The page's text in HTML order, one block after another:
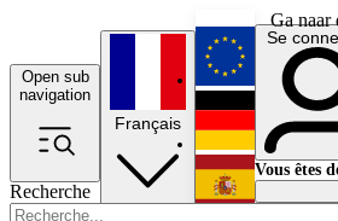
Ga naar
Open sub
navigation
Recherche
Français
English
Deutsch
Español
Se
Vous êtes